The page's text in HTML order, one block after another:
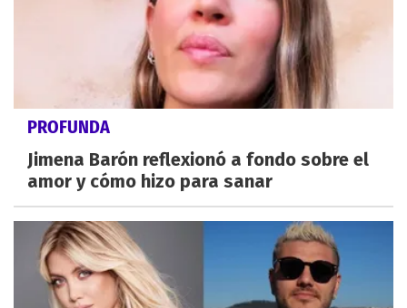
PROFUNDA
Jimena Barón reflexionó a fondo sobre el
amor y cómo hizo para sanar